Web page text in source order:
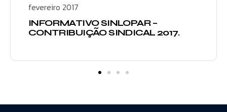
fevereiro 2017
INFORMATIVO SINLOPAR –
CONTRIBUIÇÃO SINDICAL 2017.